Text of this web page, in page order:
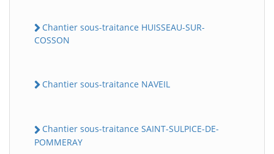
Chantier sous-traitance HUISSEAU-SUR-
COSSON
Chantier sous-traitance NAVEIL
Chantier sous-traitance SAINT-SULPICE-DE-
POMMERAY